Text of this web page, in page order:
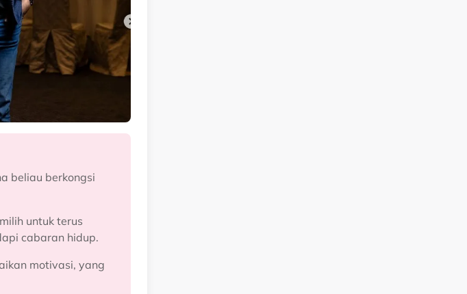
beliau berkongsi
untuk terus
cabaran hidup.
motivasi, yang